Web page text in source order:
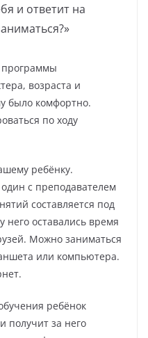
и ответит на
программы
возраста и
было комфортно.
по ходу
ребёнку.
с преподавателем
составляется под
него оставались время
Можно заниматься
или компьютера.
ребёнок
получит за него